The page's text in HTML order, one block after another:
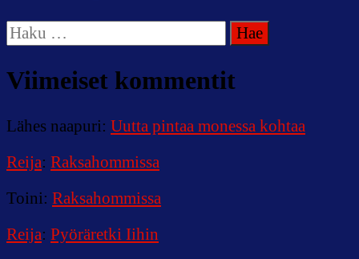
Haku:
Viimeiset kommentit
Lähes naapuri: Uutta pintaa monessa kohtaa
Reija: Raksahommissa
Toini: Raksahommissa
Reija: Pyöräretki Iihin